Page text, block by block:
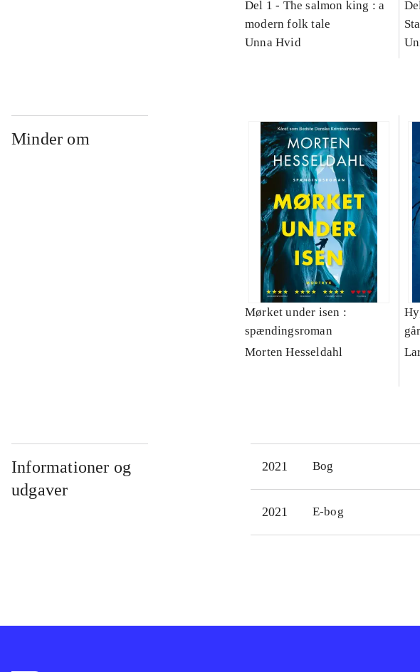
Del 1 - The salmon king : a
modern folk tale
Unna Hvid
Minder om
Mørket under isen :
spændingsroman
Morten Hesseldahl
Informationer og
udgaver
2021 Bog
2021 E-bog